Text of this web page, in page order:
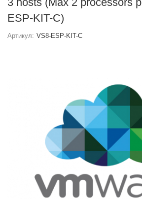
ESP-KIT-C)
Артикул: VS8-ESP-KIT-C